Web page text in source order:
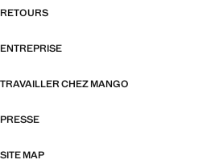
RETOURS
ENTREPRISE
TRAVAILLER CHEZ MANGO
PRESSE
SITE MAP